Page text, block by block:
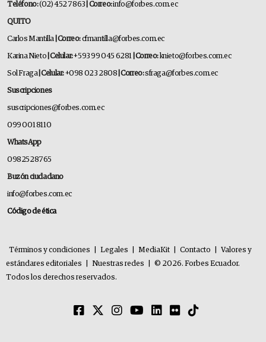
Teléfono:(02) 452 7863 | Correo:info@forbes.com.ec
QUITO
Carlos Mantilla | Correo:cfmantilla@forbes.com.ec
Karina Nieto | Celular:+593 99 045 6281 | Correo:knieto@forbes.com.ec
Sol Fraga| Celular:+098 023 2808 | Correo:sfraga@forbes.com.ec
Suscripciones
suscripciones@forbes.com.ec
099 001 8110
WhatsApp
0982528765
Buzón ciudadano
info@forbes.com.ec
Código de ética
Términos y condiciones Legales MediaKit Contacto
Valores y
estándares editoriales
Nuestras redes
© 2026. Forbes Ecuador.
Todos los derechos reservados.